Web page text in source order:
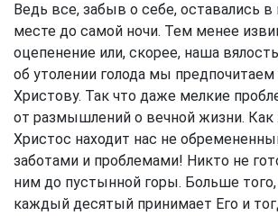
Ведь все, забыв о себе, оставались
месте до самой ночи. Тем менее
оцепенение или, скорее, наша
об утолении голода мы
Христову. Так что даже мелкие
от размышлений о вечной жизни.
Христос находит нас не
заботами и проблемами! Никто не
ним до пустынной горы. Больше
каждый десятый принимает Его и